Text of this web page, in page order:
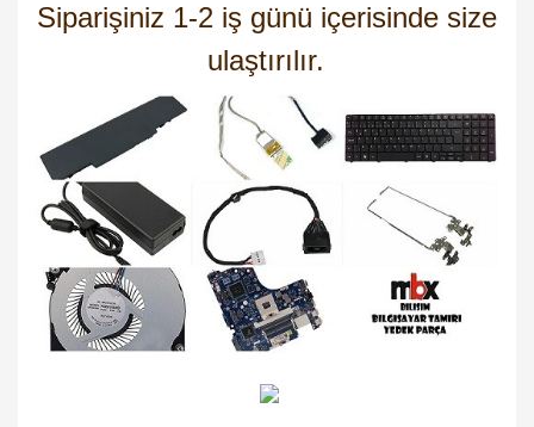
Siparişiniz 1-2 iş günü içerisinde size
ulaştırılır.